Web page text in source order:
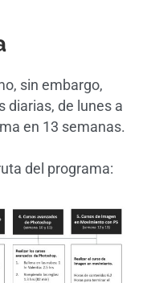
sin embargo,
diarias, de lunes a
en 13 semanas.
del programa: